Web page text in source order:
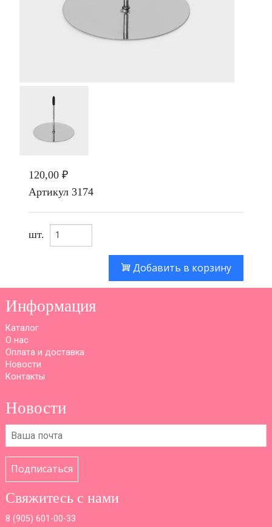
120,00 ₽
Артикул 3174
шт.
Добавить в корзину
Информация
Каталог
О нас
Оплата и доставка
Новости
Контакты
Новости
Подписаться
Свяжитесь с нами
8 (905) 601-00-33